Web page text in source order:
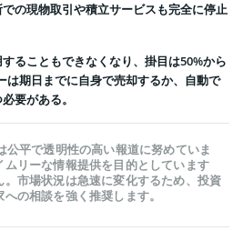
の現物取引や積立サービスも完全に停止
ることもできなくなり、掛目は50%から
は期日までに自身で売却するか、自動で
要がある。
平で透明性の高い報道に努めていま
リーな情報提供を目的としています
市場状況は急速に変化するため、投資
の相談を強く推奨します。